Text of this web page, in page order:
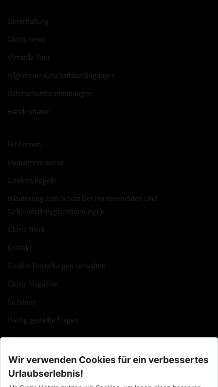
Unterhaltung
Gloria News
Virtuelle Tour
Allgemeine Geschäftsbedingungen
Datenschutzbestimmungen
Handelsname
Für Firmen
Humanressourcen
Cookies Regeln
Erläuterung Zum Schutz Der Personendaten Und
Geheimhaltungsbestimmungen
Gloria Stock
Kontakt
Cookie-Einstellungen verwalten
Gloria Magazine
Factsheet
Häufig gestellte Fragen